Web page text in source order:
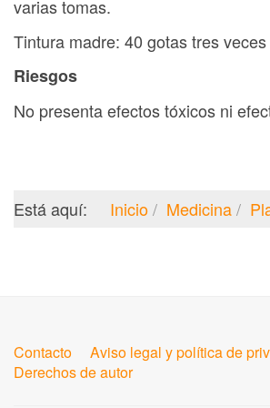
varias tomas.
Tintura madre: 40 gotas tres
Riesgos
No presenta efectos tóxicos ni
Está aquí: Inicio Medicina
Contacto Aviso legal y política de
Derechos de autor